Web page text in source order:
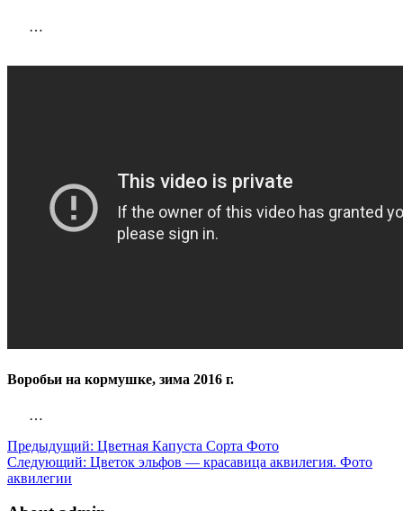
…
Воробьи на кормушке, зима 2016 г.
…
Предыдущий: Цветная Капуста Сорта Фото
Следующий: Цветок эльфов — красавица аквилегия. Фото
аквилегии